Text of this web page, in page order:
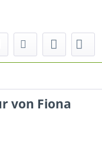
von Fiona